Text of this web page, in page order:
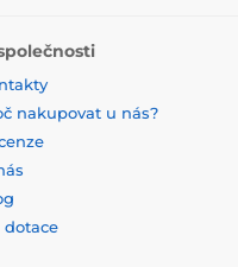
nakupovat u nás?
dotace